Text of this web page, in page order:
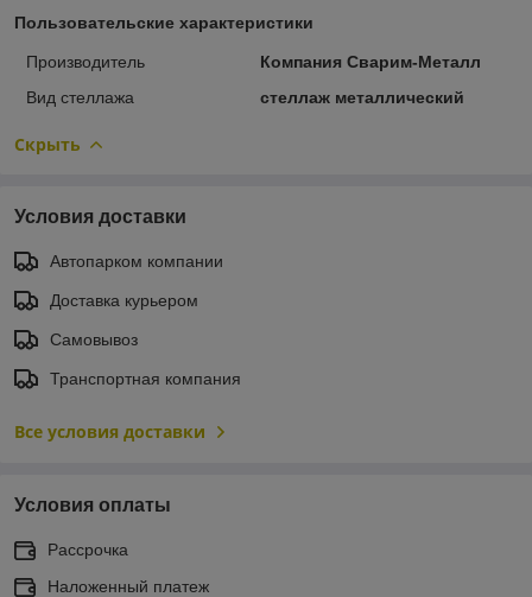
Пользовательские характеристики
Производитель
Компания Сварим-Металл
Вид стеллажа
стеллаж металлический
Скрыть
Условия доставки
Автопарком компании
Доставка курьером
Самовывоз
Транспортная компания
Все условия доставки
Условия оплаты
Рассрочка
Наложенный платеж